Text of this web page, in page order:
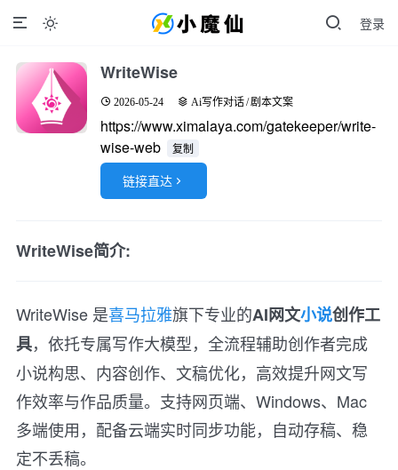
登录

WriteWise
2026-05-24 Ai写作对话/剧本文案
https://www.ximalaya.com/gatekeeper/write-
wise-web
复制
链接直达 
WriteWise简介:
WriteWise 是喜马拉雅旗下专业的AI网文小说创作工
具，依托专属写作大模型，全流程辅助创作者完成
小说构思、内容创作、文稿优化，高效提升网文写
作效率与作品质量。支持网页端、Windows、Mac
多端使用，配备云端实时同步功能，自动存稿、稳
定不丢稿。